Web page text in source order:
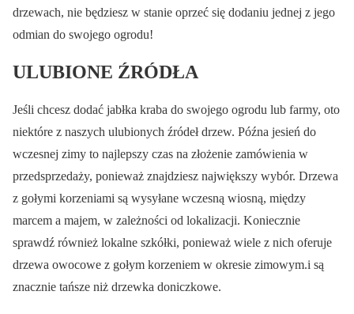
drzewach, nie będziesz w stanie oprzeć się dodaniu jednej z jego
odmian do swojego ogrodu!
ULUBIONE ŹRÓDŁA
Jeśli chcesz dodać jabłka kraba do swojego ogrodu lub farmy, oto
niektóre z naszych ulubionych źródeł drzew. Późna jesień do
wczesnej zimy to najlepszy czas na złożenie zamówienia w
przedsprzedaży, ponieważ znajdziesz największy wybór. Drzewa
z gołymi korzeniami są wysyłane wczesną wiosną, między
marcem a majem, w zależności od lokalizacji. Koniecznie
sprawdź również lokalne szkółki, ponieważ wiele z nich oferuje
drzewa owocowe z gołym korzeniem w okresie zimowym.i są
znacznie tańsze niż drzewka doniczkowe.